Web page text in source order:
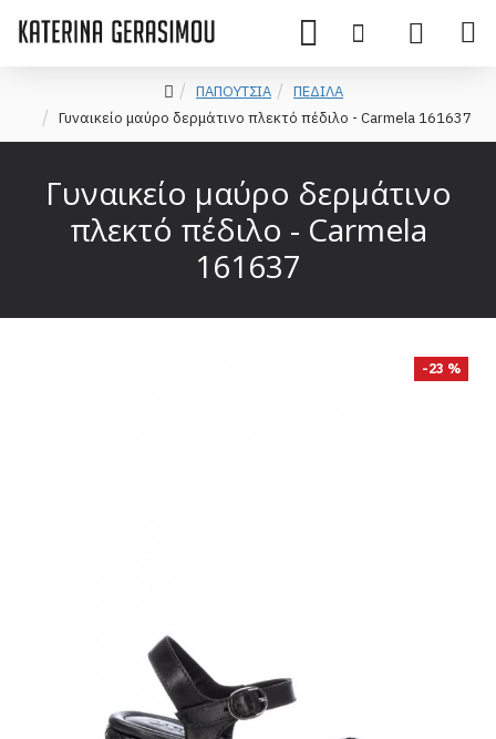
ΠΑΠΟΥΤΣΙΑ
ΠΕΔΙΛΑ
Γυναικείο μαύρο δερμάτινο πλεκτό πέδιλο - Carmela 161637
Γυναικείο μαύρο δερμάτινο
πλεκτό πέδιλο - Carmela
161637
-23 %